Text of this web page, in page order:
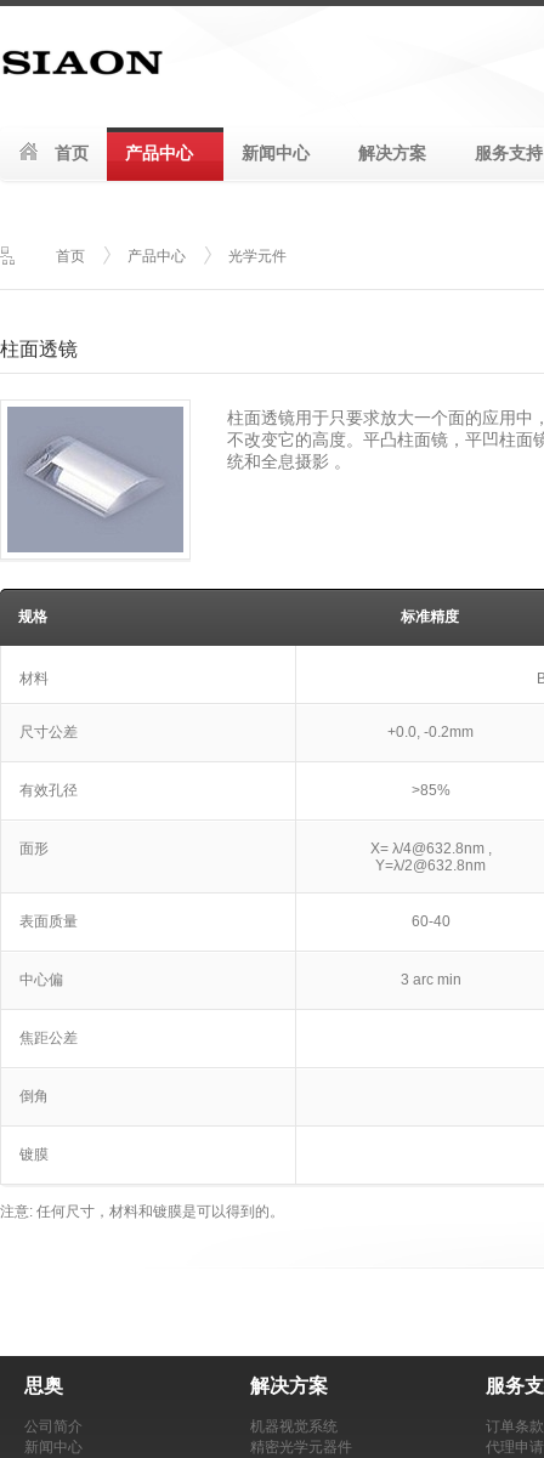
首页 产品中心 新闻中心 解决方案 服务支持
首页 产品中心 光学元件
柱面透镜
柱面透镜用于只要求放大一个面的应用中
不改变它的高度。平凸柱面镜，平凹柱面
统和全息摄影 。
规格 标准精度
材料
尺寸公差 +0.0, -0.2mm
有效孔径 >85%
面形
X= λ/4@632.8nm ,
Y=λ/2@632.8nm
表面质量 60-40
中心偏 3 arc min
焦距公差
倒角
镀膜
注意: 任何尺寸，材料和镀膜是可以得到的。
思奥
公司简介
新闻中心
解决方案
机器视觉系统
精密光学元器件
服务
订单条款
代理申请